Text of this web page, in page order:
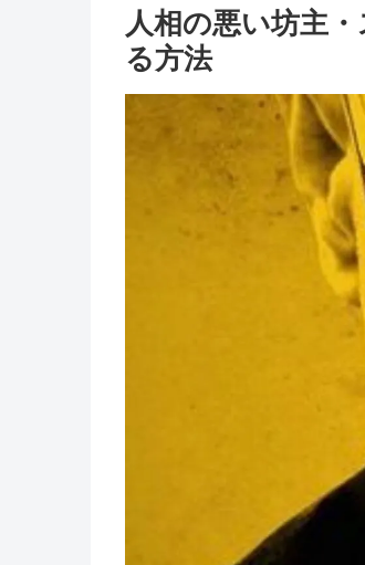
人相の悪い坊主
る方法